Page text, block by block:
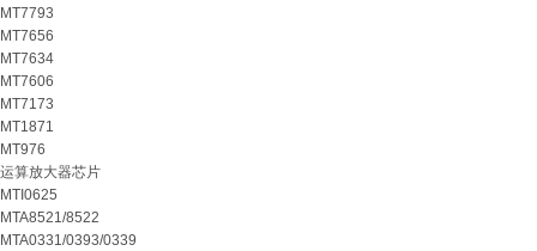
MT7793
MT7656
MT7634
MT7606
MT7173
MT1871
MT976
运算放大器芯片
MTI0625
MTA8521/8522
MTA0331/0393/0339